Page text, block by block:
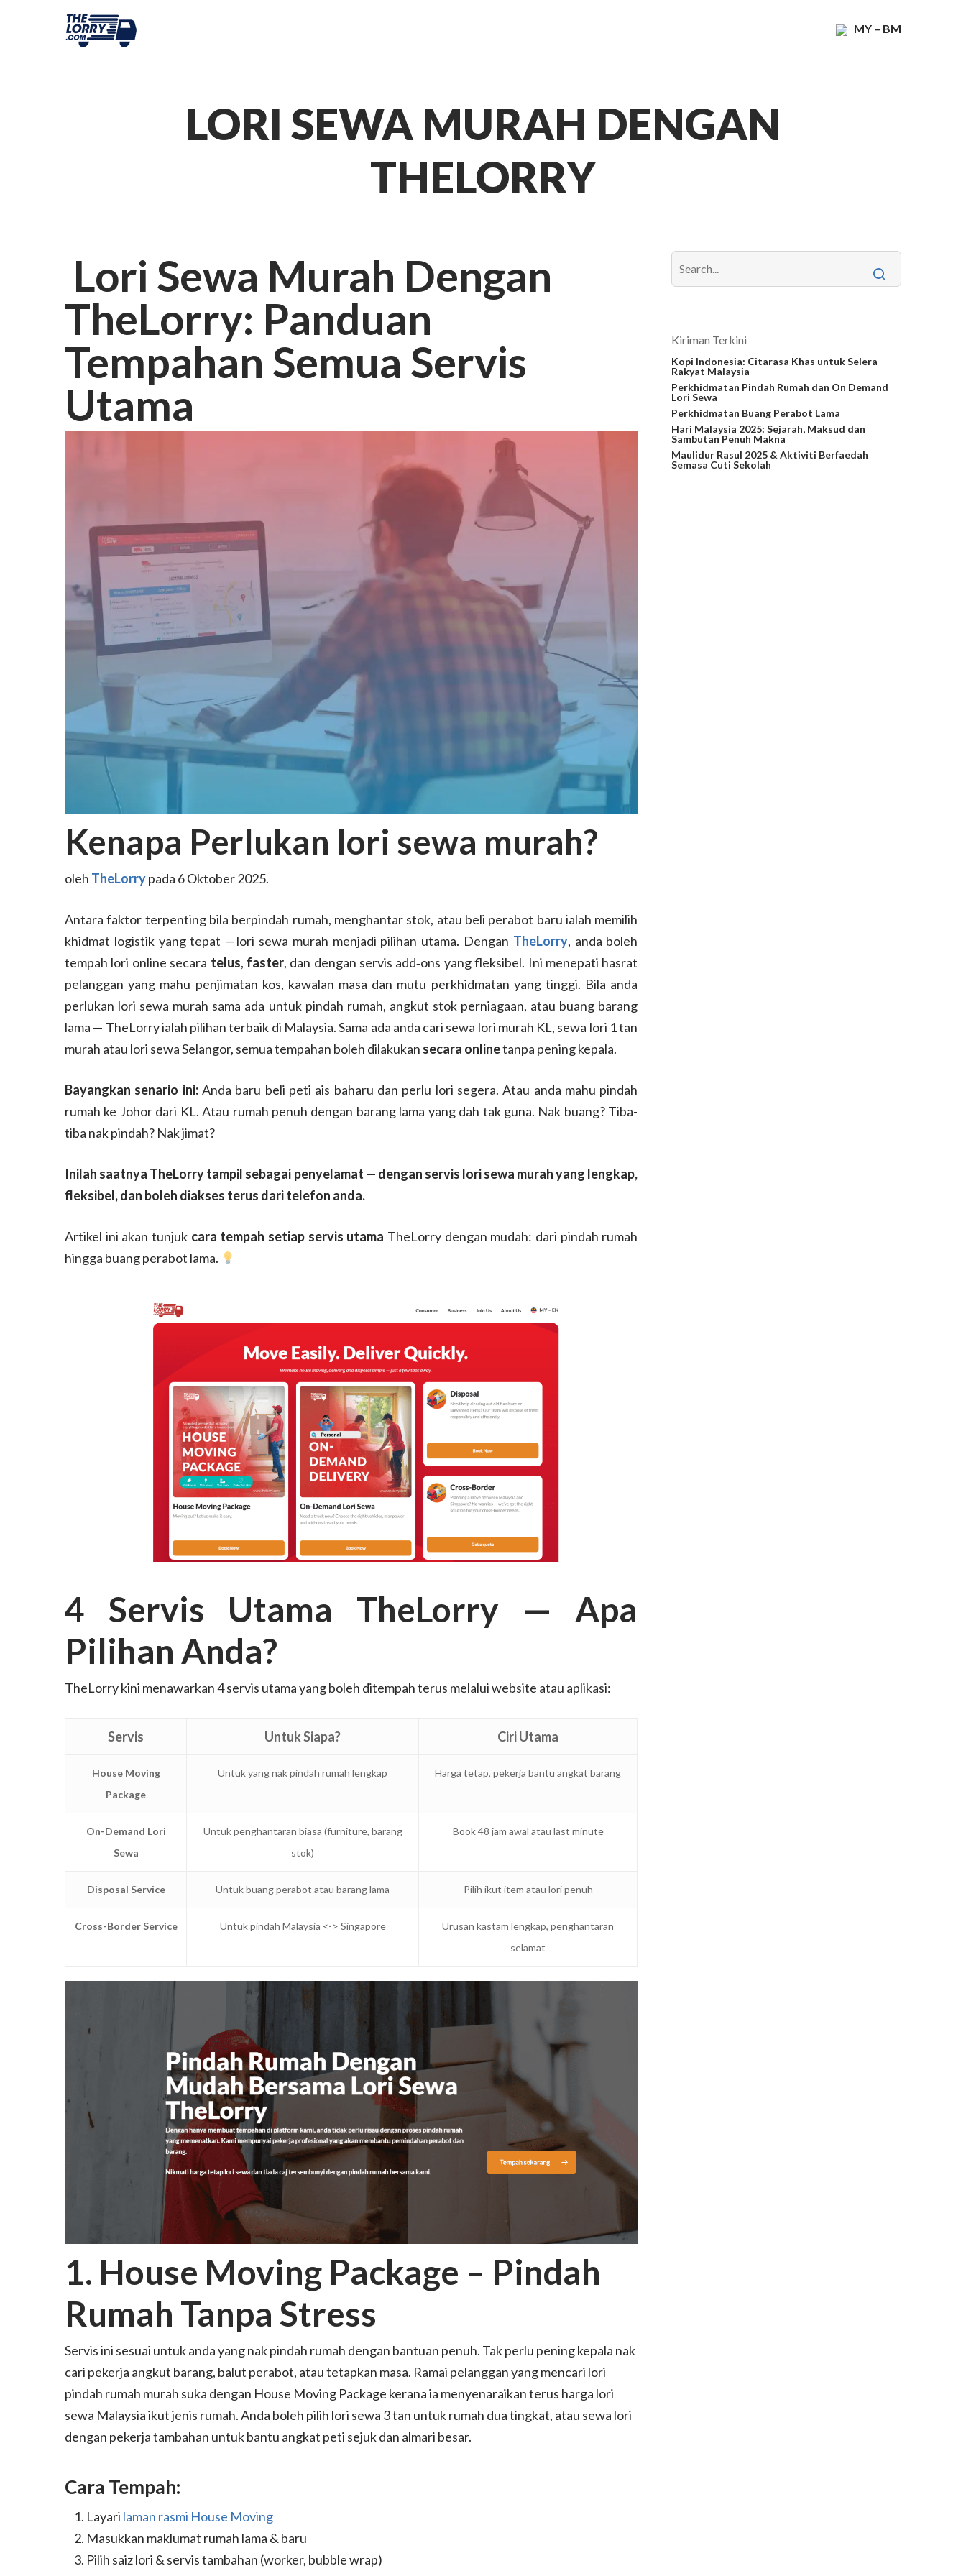
MY – BM
LORI SEWA MURAH DENGAN
THELORRY
Lori Sewa Murah Dengan
TheLorry: Panduan
Tempahan Semua Servis
Utama
Kenapa Perlukan lori sewa murah?
oleh TheLorrypada 6 Oktober 2025.
Antara faktor terpenting bila berpindah rumah, menghantar stok, atau beli perabot baru ialah memilih
khidmat logistik yang tepat — lori sewa murah menjadi pilihan utama. Dengan TheLorry, anda boleh
tempah lori online secara telus, faster, dan dengan servis add‑ons yang fleksibel. Ini menepati hasrat
pelanggan yang mahu penjimatan kos, kawalan masa dan mutu perkhidmatan yang tinggi. Bila anda
perlukan lori sewa murah sama ada untuk pindah rumah, angkut stok perniagaan, atau buang barang
lama — TheLorry ialah pilihan terbaik di Malaysia. Sama ada anda cari sewa lori murah KL, sewa lori 1 tan
murah atau lori sewa Selangor, semua tempahan boleh dilakukan secara onlinetanpa pening kepala.
Bayangkan senario ini:Anda baru beli peti ais baharu dan perlu lori segera. Atau anda mahu pindah
rumah ke Johor dari KL. Atau rumah penuh dengan barang lama yang dah tak guna. Nak buang? Tiba-
tiba nak pindah? Nak jimat?
Inilah saatnya TheLorry tampil sebagai penyelamat — dengan servis lori sewa murah yang lengkap,
fleksibel, dan boleh diakses terus dari telefon anda.
Artikel ini akan tunjuk cara tempah setiap servis utama TheLorry dengan mudah: dari pindah rumah
hingga buang perabot lama.
4 Servis Utama TheLorry — Apa
Pilihan Anda?
TheLorry kini menawarkan 4 servis utama yang boleh ditempah terus melalui website atau aplikasi:
Servis Untuk Siapa? Ciri Utama
House Moving
Package
Untuk yang nak pindah rumah lengkap Harga tetap, pekerja bantu angkat barang
On-Demand Lori
Sewa
Untuk penghantaran biasa (furniture, barang
stok)
Book 48 jam awal atau last minute
Disposal Service Untuk buang perabot atau barang lama Pilih ikut item atau lori penuh
Cross-Border Service Untuk pindah Malaysia <-> Singapore
Urusan kastam lengkap, penghantaran
selamat
1. House Moving Package – Pindah
Rumah Tanpa Stress
Servis ini sesuai untuk anda yang nak pindah rumah dengan bantuan penuh. Tak perlu pening kepala nak
cari pekerja angkut barang, balut perabot, atau tetapkan masa. Ramai pelanggan yang mencari lori
pindah rumah murah suka dengan House Moving Package kerana ia menyenaraikan terus harga lori
sewa Malaysia ikut jenis rumah. Anda boleh pilih lori sewa 3 tan untuk rumah dua tingkat, atau sewa lori
dengan pekerja tambahan untuk bantu angkat peti sejuk dan almari besar.
Cara Tempah:
Layari laman rasmi House Moving
Masukkan maklumat rumah lama & baru
Pilih saiz lori & servis tambahan (worker, bubble wrap)
Kiriman Terkini
Kopi Indonesia: Citarasa Khas untuk Selera
Rakyat Malaysia
Perkhidmatan Pindah Rumah dan On Demand
Lori Sewa
Perkhidmatan Buang Perabot Lama
Hari Malaysia 2025: Sejarah, Maksud dan
Sambutan Penuh Makna
Maulidur Rasul 2025 & Aktiviti Berfaedah
Semasa Cuti Sekolah